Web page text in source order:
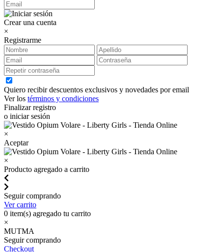
Crear una cuenta
×
Registrarme
Quiero recibir descuentos exclusivos y novedades por email
Ver los términos y condiciones
Finalizar registro
o iniciar sesión
×
Aceptar
×
Producto agregado a carrito
Seguir comprando
Ver carrito
0 item(s) agregado tu carrito
×
MUTMA
Seguir comprando
Checkout